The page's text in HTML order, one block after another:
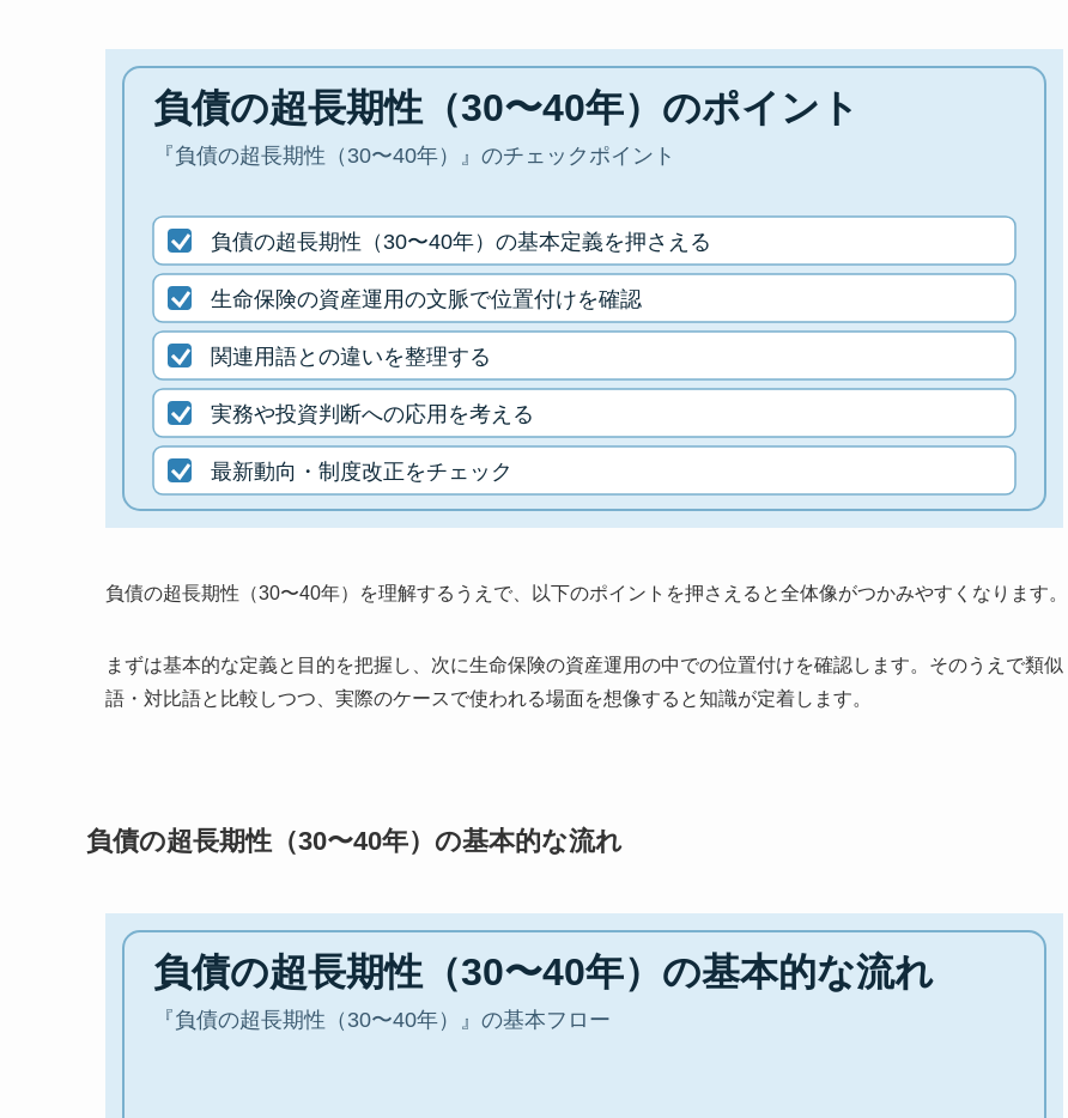
負債の超長期性（30〜40年）を理解するうえで、以下のポイントを押さえると全体像がつかみやすくなります。
まずは基本的な定義と目的を把握し、次に生命保険の資産運用の中での位置付けを確認します。そのうえで類似
語・対比語と比較しつつ、実際のケースで使われる場面を想像すると知識が定着します。
負債の超長期性（30〜40年）の基本的な流れ